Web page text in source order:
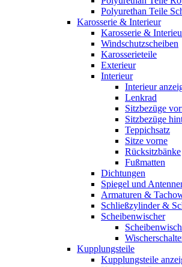
Polyurethan Teile
Karosserie & Interieur
Karosserie &
Windschutzscheiben
Karosserieteile
Exterieur
Interieur
Interieur
Lenkrad
Sitzbezüge
Sitzbezüge
Teppichsatz
Sitze vorne
Rücksitzbänke
Fußmatten
Dichtungen
Spiegel und
Armaturen &
Schließzylinder &
Scheibenwischer
Kupplungsteile
Kupplungsteile